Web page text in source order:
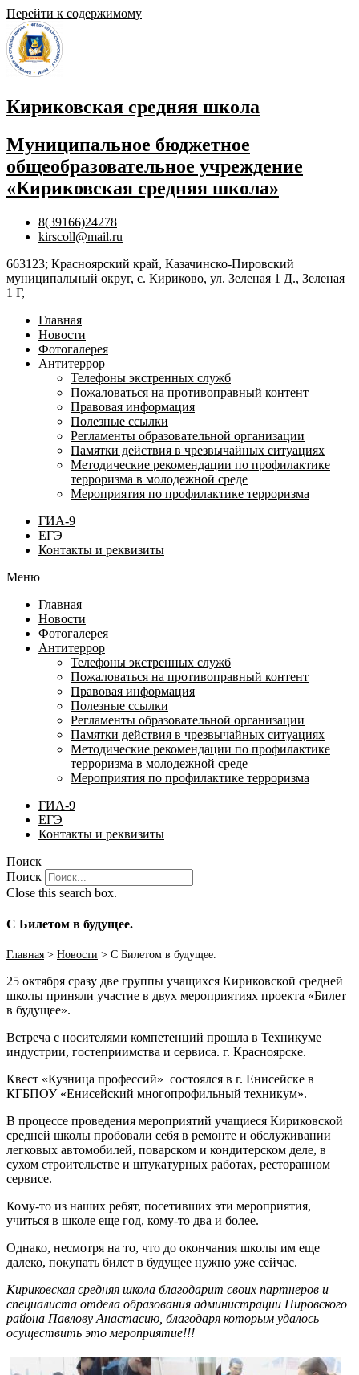
Перейти к содержимому
Кириковская средняя школа
Муниципальное бюджетное
общеобразовательное учреждение
«Кириковская средняя школа»
8(39166)24278
kirscoll@mail.ru
663123; Красноярский край, Казачинско-Пировский
муниципальный округ, с. Кириково, ул. Зеленая 1 Д., Зеленая
1 Г,
Главная
Новости
Фотогалерея
Антитеррор
Телефоны экстренных служб
Пожаловаться на противоправный контент
Правовая информация
Полезные ссылки
Регламенты образовательной организации
Памятки действия в чрезвычайных ситуациях
Методические рекомендации по профилактике
терроризма в молодежной среде
Мероприятия по профилактике терроризма
ГИА-9
ЕГЭ
Контакты и реквизиты
Меню
Главная
Новости
Фотогалерея
Антитеррор
Телефоны экстренных служб
Пожаловаться на противоправный контент
Правовая информация
Полезные ссылки
Регламенты образовательной организации
Памятки действия в чрезвычайных ситуациях
Методические рекомендации по профилактике
терроризма в молодежной среде
Мероприятия по профилактике терроризма
ГИА-9
ЕГЭ
Контакты и реквизиты
Поиск
Поиск
Close this search box.
С Билетом в будущее.
Главная > Новости > С Билетом в будущее.
25 октября сразу две группы учащихся Кириковской средней
школы приняли участие в двух мероприятиях проекта «Билет
в будущее».
Встреча с носителями компетенций прошла в Техникуме
индустрии, гостеприимства и сервиса. г. Красноярске.
Квест «Кузница профессий» состоялся в г. Енисейске в
КГБПОУ «Енисейский многопрофильный техникум».
В процессе проведения мероприятий учащиеся Кириковской
средней школы пробовали себя в ремонте и обслуживании
легковых автомобилей, поварском и кондитерском деле, в
сухом строительстве и штукатурных работах, ресторанном
сервисе.
Кому-то из наших ребят, посетивших эти мероприятия,
учиться в школе еще год, кому-то два и более.
Однако, несмотря на то, что до окончания школы им еще
далеко, покупать билет в будущее нужно уже сейчас.
Кириковская средняя школа благодарит своих партнеров и
специалиста отдела образования администрации Пировского
района Павлову Анастасию, благодаря которым удалось
осуществить это мероприятие!!!